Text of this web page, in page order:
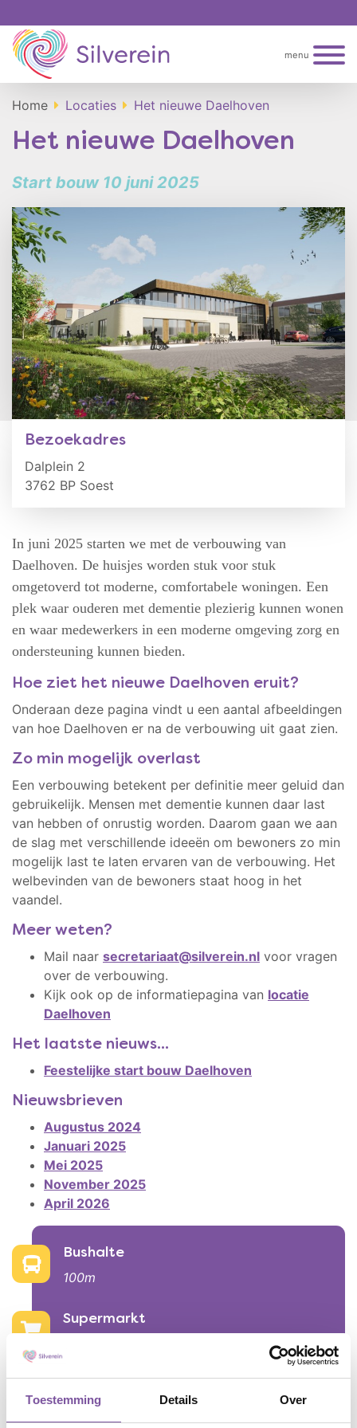
Toestemming Details Over
menu
Home Locaties Het nieuwe Daelhoven
Het nieuwe Daelhoven
Start bouw 10 juni 2025
Bezoekadres
Dalplein 2
3762 BP Soest
In juni 2025 starten we met de verbouwing van
Daelhoven. De huisjes worden stuk voor stuk
omgetoverd tot moderne, comfortabele woningen. Een
plek waar ouderen met dementie plezierig kunnen wonen
en waar medewerkers in een moderne omgeving zorg en
ondersteuning kunnen bieden.
Hoe ziet het nieuwe Daelhoven eruit?
Onderaan deze pagina vindt u een aantal afbeeldingen
van hoe Daelhoven er na de verbouwing uit gaat zien.
Zo min mogelijk overlast
Een verbouwing betekent per definitie meer geluid dan
gebruikelijk. Mensen met dementie kunnen daar last
van hebben of onrustig worden. Daarom gaan we aan
de slag met verschillende ideeën om bewoners zo min
mogelijk last te laten ervaren van de verbouwing. Het
welbevinden van de bewoners staat hoog in het
vaandel.
Meer weten?
Mail naar secretariaat@silverein.nl voor vragen
over de verbouwing.
Kijk ook op de informatiepagina van locatie
Daelhoven
Het laatste nieuws...
Feestelijke start bouw Daelhoven
Nieuwsbrieven
Augustus 2024
Januari 2025
Mei 2025
November 2025
April 2026
Faciliteiten
Bushalte
100m
Supermarkt
aanwezig op locatie